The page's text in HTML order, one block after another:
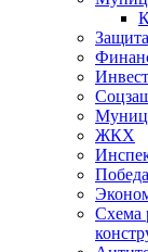
ЖКХ
Победа
Схема